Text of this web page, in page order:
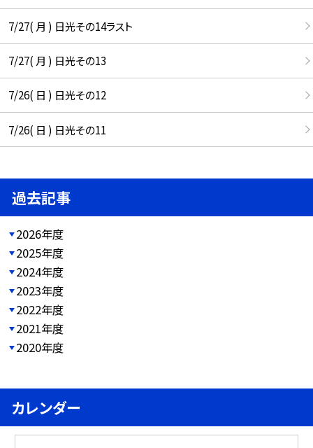
7/27( 月 ) 日光その14ラスト
7/27( 月 ) 日光その13
7/26( 日 ) 日光その12
7/26( 日 ) 日光その11
過去記事
2026年度
2025年度
2024年度
2023年度
2022年度
2021年度
2020年度
カレンダー